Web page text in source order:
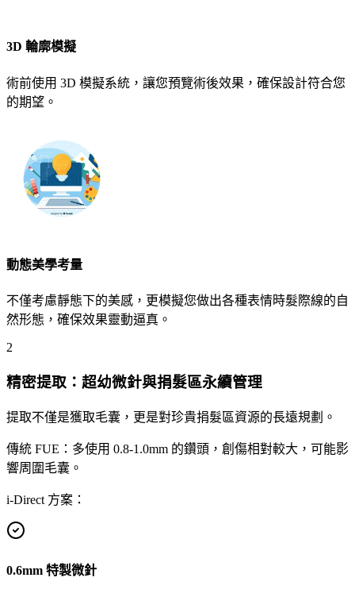
3D 輪廓模擬
術前使用 3D 模擬系統，讓您預覽術後效果，確保設計符合您
的期望。
動態美學考量
不僅考慮靜態下的美感，更模擬您做出各種表情時髮際線的自
然形態，確保效果靈動逼真。
2
精密提取：超幼微針與捐髮區永續管理
提取不僅是獲取毛囊，更是對珍貴捐髮區資源的長遠規劃。
傳統 FUE： 多使用 0.8-1.0mm 的鑽頭，創傷相對較大，可能影
響周圍毛囊。
i-Direct 方案：
0.6mm 特製微針